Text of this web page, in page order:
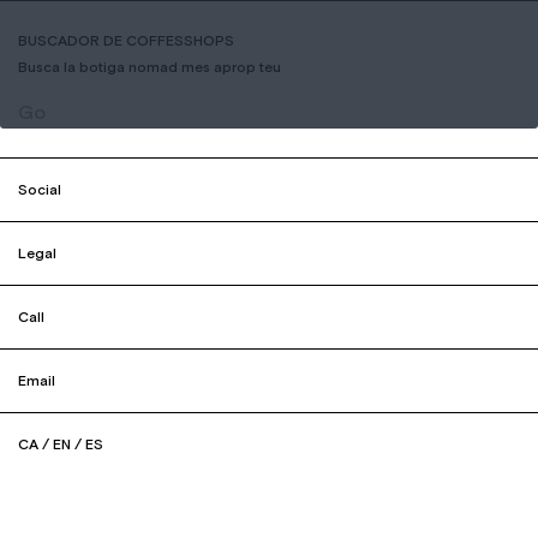
BUSCADOR DE COFFESSHOPS
Busca la botiga nomad mes aprop teu
Social
Legal
Call
Email
CA / EN / ES